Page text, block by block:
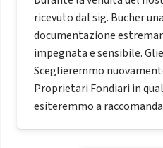
ricevuto dal sig. Bucher
documentazione
impegnata e sensibile.
Sceglieremmo
Proprietari Fondiari in
esiteremmo a